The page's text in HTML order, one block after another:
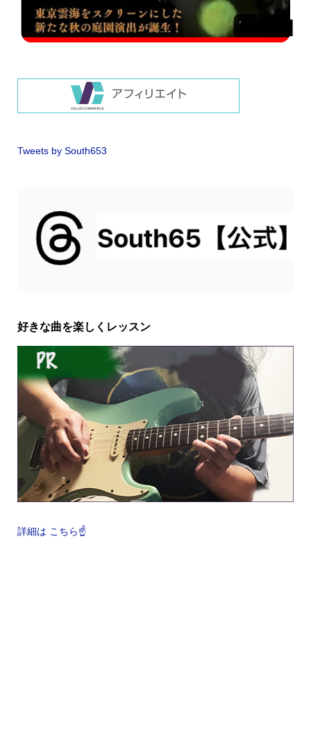
Tweets by South653
好きな曲を楽しくレッスン
詳細は こちら☝️